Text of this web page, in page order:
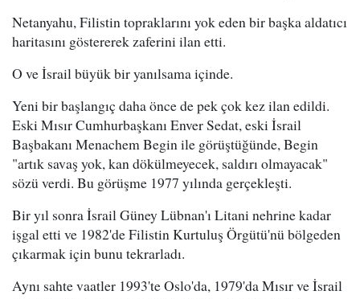
Netanyahu, Filistin topraklarını yok eden bir başka aldatıcı
haritasını göstererek zaferini ilan etti.
O ve İsrail büyük bir yanılsama içinde.
Yeni bir başlangıç daha önce de pek çok kez ilan edildi.
Eski Mısır Cumhurbaşkanı Enver Sedat, eski İsrail
Başbakanı Menachem Begin ile görüştüğünde, Begin
"artık savaş yok, kan dökülmeyecek, saldırı olmayacak"
sözü verdi. Bu görüşme 1977 yılında gerçekleşti.
Bir yıl sonra İsrail Güney Lübnan'ı Litani nehrine kadar
işgal etti ve 1982'de Filistin Kurtuluş Örgütü'nü bölgeden
çıkarmak için bunu tekrarladı.
Aynı sahte vaatler 1993'te Oslo'da, 1979'da Mısır ve İsrail